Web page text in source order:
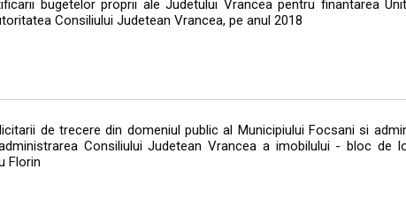
bugetelor proprii ale Judetului Vrancea pentru finantarea
Consiliului Judetean Vrancea, pe anul 2018
de trecere din domeniul public al Municipiului Focsani si
Consiliului Judetean Vrancea a imobilului - bloc de
Florin